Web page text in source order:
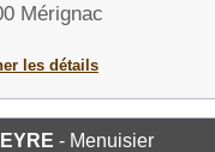
Mérignac
les détails
- Menuisier